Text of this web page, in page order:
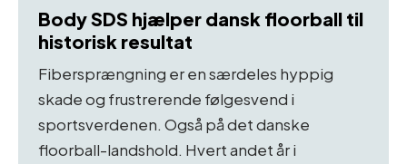
Body SDS hjælper dansk floorball til
historisk resultat
Fibersprængning er en særdeles hyppig
skade og frustrerende følgesvend i
sportsverdenen. Også på det danske
floorball-landshold. Hvert andet år i